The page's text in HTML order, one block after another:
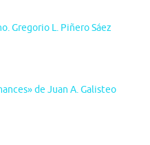
Gregorio L. Piñero Sáez
de Juan A. Galisteo